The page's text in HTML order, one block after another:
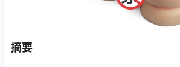
摘要